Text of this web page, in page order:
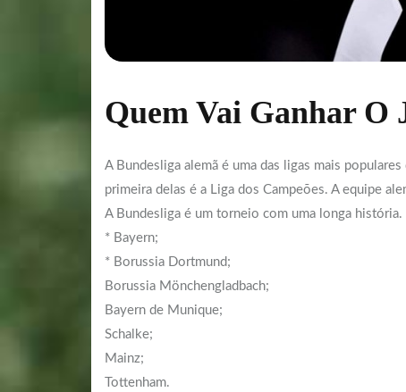
Quem Vai Ganhar O
A Bundesliga alemã é uma das ligas mais
primeira delas é a Liga dos Campeões. A equipe
A Bundesliga é um torneio com uma longa
* Bayern;
* Borussia Dortmund;
Borussia Mönchengladbach;
Bayern de Munique;
Schalke;
Mainz;
Tottenham.